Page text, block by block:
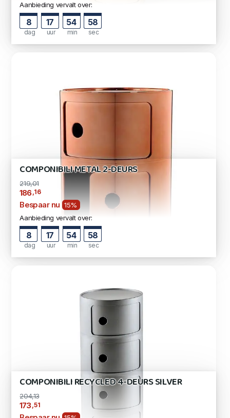
Aanbieding vervalt over:
8
dag
17
uur
54
min
57
sec
COMPONIBILI METAL 2-DEURS
219,01
186,16
Bespaar nu 15%
Aanbieding vervalt over:
8
dag
17
uur
54
min
57
sec
COMPONIBILI RECYCLED 4-DEURS SILVER
204,13
173 ,51